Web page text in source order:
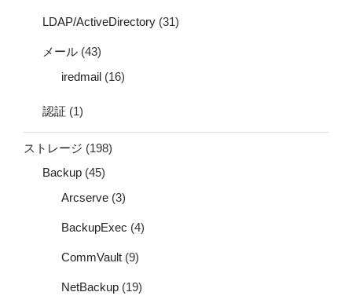
LDAP/ActiveDirectory (31)
メール (43)
iredmail (16)
認証 (1)
ストレージ (198)
Backup (45)
Arcserve (3)
BackupExec (4)
CommVault (9)
NetBackup (19)